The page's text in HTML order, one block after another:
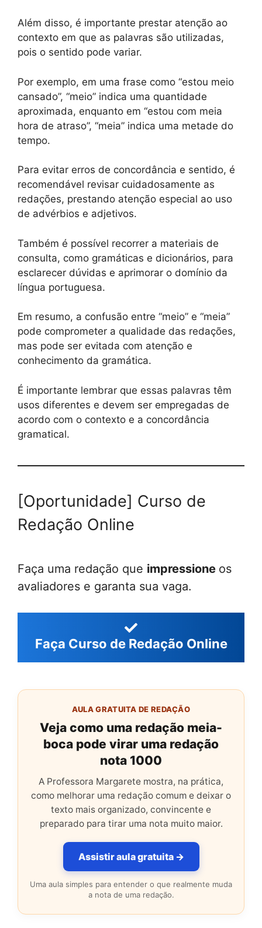
Além disso, é importante prestar atenção ao
contexto em que as palavras são utilizadas,
pois o sentido pode variar.
Por exemplo, em uma frase como “estou meio
cansado”, “meio” indica uma quantidade
aproximada, enquanto em “estou com meia
hora de atraso”, “meia” indica uma metade do
tempo.
Para evitar erros de concordância e sentido, é
recomendável revisar cuidadosamente as
redações, prestando atenção especial ao uso
de advérbios e adjetivos.
Também é possível recorrer a materiais de
consulta, como gramáticas e dicionários, para
esclarecer dúvidas e aprimorar o domínio da
língua portuguesa.
Em resumo, a confusão entre “meio” e “meia”
pode comprometer a qualidade das redações,
mas pode ser evitada com atenção e
conhecimento da gramática.
É importante lembrar que essas palavras têm
usos diferentes e devem ser empregadas de
acordo com o contexto e a concordância
gramatical.
[Oportunidade] Curso de
Redação Online
Faça uma redação que impressione os
avaliadores e garanta sua vaga.
Faça Curso de Redação Online
AULA GRATUITA DE REDAÇÃO
Veja como uma redação meia-
boca pode virar uma redação
nota 1000
A Professora Margarete mostra, na prática,
como melhorar uma redação comum e deixar o
texto mais organizado, convincente e
preparado para tirar uma nota muito maior.
Assistir aula gratuita →
Uma aula simples para entender o que realmente muda
a nota de uma redação.